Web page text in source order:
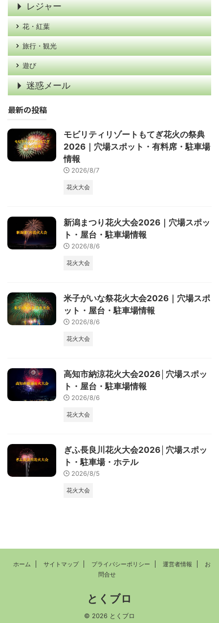
レジャー
花・紅葉
旅行・観光
遊び
迷惑メール
最新の投稿
モビリティリゾートもてぎ花火の祭典
2026｜穴場スポット・有料席・駐車場
情報
2026/8/7
花火大会
新潟まつり花火大会2026｜穴場スポッ
ト・屋台・駐車場情報
2026/8/6
花火大会
米子がいな祭花火大会2026｜穴場スポ
ット・屋台・駐車場情報
2026/8/6
花火大会
高知市納涼花火大会2026│穴場スポッ
ト・屋台・駐車場情報
2026/8/6
花火大会
ぎふ長良川花火大会2026│穴場スポッ
ト・駐車場・ホテル
2026/8/5
花火大会
ホーム サイトマップ プライバシーポリシー 運営者情報
お
問合せ
とくブロ
© 2026 とくブロ